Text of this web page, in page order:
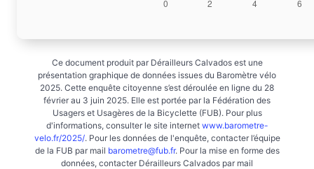
Ce document produit par Dérailleurs Calvados est une
présentation graphique de données issues du Baromètre vélo
2025. Cette enquête citoyenne s’est déroulée en ligne du 28
février au 3 juin 2025. Elle est portée par la Fédération des
Usagers et Usagères de la Bicyclette (FUB). Pour plus
d'informations, consulter le site internet www.barometre-
velo.fr/2025/. Pour les données de l'enquête, contacter l’équipe
de la FUB par mail barometre@fub.fr. Pour la mise en forme des
données, contacter Dérailleurs Calvados par mail